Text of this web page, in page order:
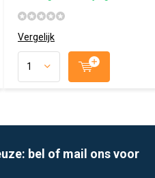
Vergelijk
bel of mail ons voor